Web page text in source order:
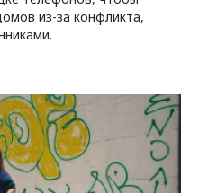
из-за конфликта,